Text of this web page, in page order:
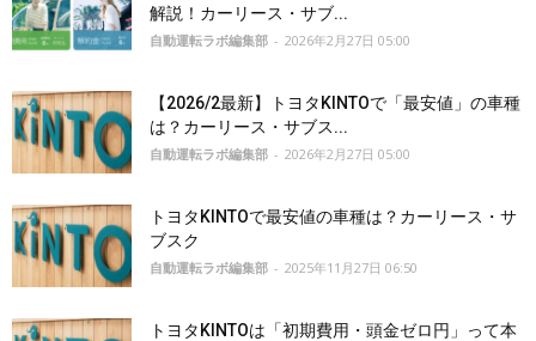
解説！カーリース・サブ...
自動運転ラボ編集部 - 2026年2月27日 05:00
【2026/2最新】トヨタKINTOで「最安値」の車種
は？カーリース・サブス...
自動運転ラボ編集部 - 2026年2月27日 05:00
トヨタKINTOで最安値の車種は？カーリース・サ
ブスク
自動運転ラボ編集部 - 2025年11月27日 06:50
トヨタKINTOは「初期費用・頭金ゼロ円」って本